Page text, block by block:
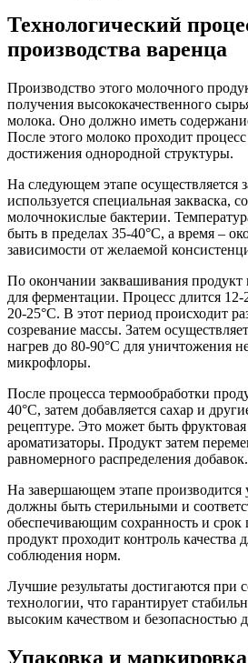
Технологический
производства варенца
Производство этого молочного
получения высококачественного
молока. Оно должно иметь
После этого молоко проходит
достижения однородной структуры.
На следующем этапе осуществляется
используется специальная закваска,
молочнокислые бактерии.
быть в пределах 35-40°C, а время –
зависимости от желаемой
По окончании заквашивания продукт
для ферментации. Процесс длится 12-
20-25°C. В этот период происходит
созревание массы. Затем
нагрев до 80-90°C для уничтожения
микрофлоры.
После процесса термообработки
40°C, затем добавляется сахар и
рецептуре. Это может быть
ароматизаторы. Продукт затем
равномерного распределения добавок.
На завершающем этапе производится
должны быть стерильными и
обеспечивающим сохранность и срок
продукт проходит контроль качества
соблюдения норм.
Лучшие результаты достигаются при
технологии, что гарантирует
высоким качеством и безопасностью
Упаковка и маркировка